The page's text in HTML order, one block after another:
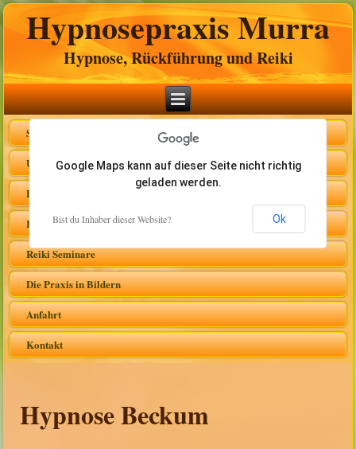
Hypnosepraxis Murra
Hypnose, Rückführung und Reiki
Startseite
Über mich
Leistungsangebote
Reiki
Reiki Seminare
Die Praxis in Bildern
Anfahrt
Kontakt
HypnoseBeckum
Google Maps kann auf dieser Seite nicht richtig
geladen werden.
Bist du Inhaber dieser Website? Ok